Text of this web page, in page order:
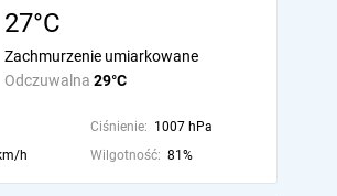
27°C
Odczuwalna 29°C
Zachmurzenie umiarkowane
Ciśnienie: 1007 hPa
h Wilgotność: 81%